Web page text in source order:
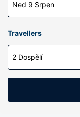
Ned 9 Srpen
Travellers
2 Dospělí